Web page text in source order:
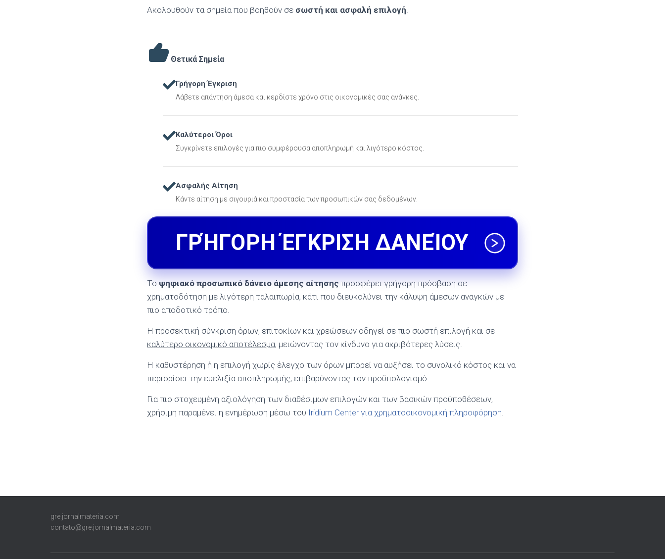
Ακολουθούν τα σημεία που βοηθούν σε σωστή και ασφαλή επιλογή.
Θετικά Σημεία
Γρήγορη Έγκριση
Λάβετε απάντηση άμεσα και κερδίστε χρόνο στις οικονομικές σας ανάγκες.
Καλύτεροι Όροι
Συγκρίνετε επιλογές για πιο συμφέρουσα αποπληρωμή και λιγότερο κόστος.
Ασφαλής Αίτηση
Κάντε αίτηση με σιγουριά και προστασία των προσωπικών σας δεδομένων.
ΓΡΉΓΟΡΗ ΈΓΚΡΙΣΗ ΔΑΝΕΊΟΥ
Το ψηφιακό προσωπικό δάνειο άμεσης αίτησης προσφέρει γρήγορη πρόσβαση σε
χρηματοδότηση με λιγότερη ταλαιπωρία, κάτι που διευκολύνει την κάλυψη άμεσων αναγκών με
πιο αποδοτικό τρόπο.
Η προσεκτική σύγκριση όρων, επιτοκίων και χρεώσεων οδηγεί σε πιο σωστή επιλογή και σε
καλύτερο οικονομικό αποτέλεσμα, μειώνοντας τον κίνδυνο για ακριβότερες λύσεις.
Η καθυστέρηση ή η επιλογή χωρίς έλεγχο των όρων μπορεί να αυξήσει το συνολικό κόστος και να
περιορίσει την ευελιξία αποπληρωμής, επιβαρύνοντας τον προϋπολογισμό.
Για πιο στοχευμένη αξιολόγηση των διαθέσιμων επιλογών και των βασικών προϋποθέσεων,
χρήσιμη παραμένει η ενημέρωση μέσω του Iridium Center για χρηματοοικονομική πληροφόρηση.
gre.jornalmateria.com
contato@gre.jornalmateria.com